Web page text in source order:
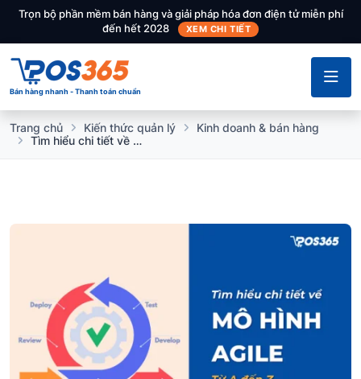
Trọn bộ phần mềm bán hàng và giải pháp hóa đơn điện tử miễn phí
đến hết 2028
XEM CHI TIẾT
Bán hàng nhanh - Thanh toán chuẩn
Trang chủ Kiến thức quản lý
Kinh doanh & bán hàng
Tìm hiểu chi tiết về mô hình Agile từ A đến Z